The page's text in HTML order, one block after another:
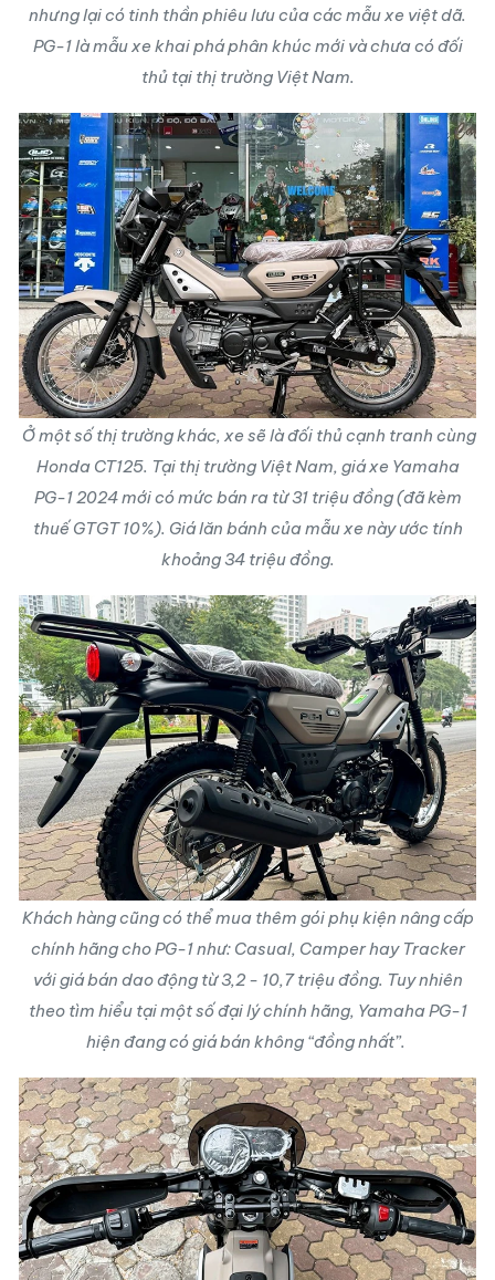
nhưng lại có tinh thần phiêu lưu của các mẫu xe việt dã.
PG-1 là mẫu xe khai phá phân khúc mới và chưa có đối
thủ tại thị trường Việt Nam.
Ở một số thị trường khác, xe sẽ là đối thủ cạnh tranh cùng
Honda CT125. Tại thị trường Việt Nam, giá xe Yamaha
PG-1 2024mới có mức bán ra từ 31 triệu đồng (đã kèm
thuế GTGT 10%). Giá lăn bánh của mẫu xe này ước tính
khoảng 34 triệu đồng.
Khách hàng cũng có thể mua thêm gói phụ kiện nâng cấp
chính hãng cho PG-1 như: Casual, Camper hay Tracker
với giá bán dao động từ 3,2 - 10,7 triệu đồng. Tuy nhiên
theo tìm hiểu tại một số đại lý chính hãng, Yamaha PG-1
hiện đang có giá bán không “đồng nhất”.